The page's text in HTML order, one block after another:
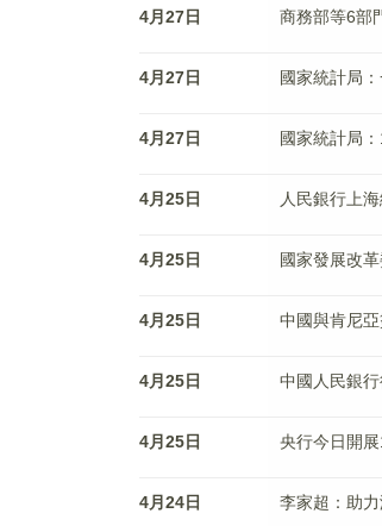
4月27日 商務部等6部
4月27日 國家統計局
4月27日 國家統計局
4月25日 人民銀行上
4月25日 國家發展改
4月25日 中國與肯尼
4月25日 中國人民銀
4月25日 央行今日開
4月24日 李家超：助